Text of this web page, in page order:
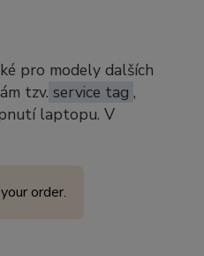
pro modely dalších
tzv. service tag ,
laptopu. V
order.